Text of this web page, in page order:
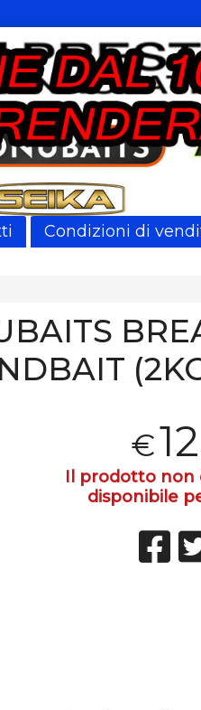
Condizioni di
€12
Il prodotto
disponibile